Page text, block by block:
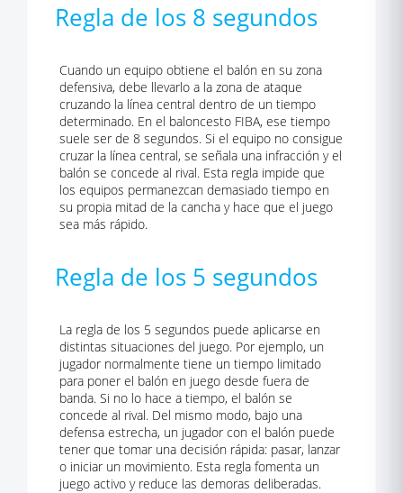
Regla de los 8 segundos
Cuando un equipo obtiene el balón en su zona
defensiva, debe llevarlo a la zona de ataque
cruzando la línea central dentro de un tiempo
determinado. En el baloncesto FIBA, ese tiempo
suele ser de 8 segundos. Si el equipo no consigue
cruzar la línea central, se señala una infracción y el
balón se concede al rival. Esta regla impide que
los equipos permanezcan demasiado tiempo en
su propia mitad de la cancha y hace que el juego
sea más rápido.
Regla de los 5 segundos
La regla de los 5 segundos puede aplicarse en
distintas situaciones del juego. Por ejemplo, un
jugador normalmente tiene un tiempo limitado
para poner el balón en juego desde fuera de
banda. Si no lo hace a tiempo, el balón se
concede al rival. Del mismo modo, bajo una
defensa estrecha, un jugador con el balón puede
tener que tomar una decisión rápida: pasar, lanzar
o iniciar un movimiento. Esta regla fomenta un
juego activo y reduce las demoras deliberadas.